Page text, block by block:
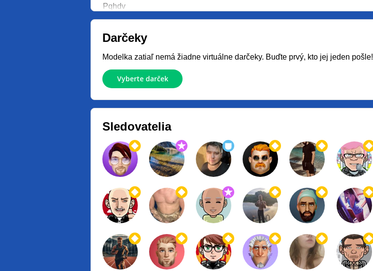
Pqhdv
Darčeky
Modelka zatiaľ nemá žiadne virtuálne darčeky. Buďte prvý, kto jej jeden pošle!
Vyberte darček
Sledovatelia